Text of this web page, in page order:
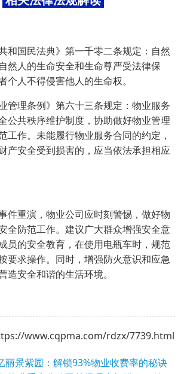
和国民法典》第一千零二条规定：自然
然人的生命安全和生命尊严受法律保
个人不得侵害他人的生命权。
管理条例》第六十三条规定：物业服务
公共秩序维护制度，协助做好物业管理
工作。未能履行物业服务合同的约定，
产安全受到损害的，应当依法承担相应
件重演，物业公司应时刻警惕，做好物
全防范工作。建议广大群众增强安全意
员的安全教育，在使用电瓶车时，规范
要求操作。同时，增强防火意识和应急
造安全和谐的生活环境。
www.cqpma.com/rdzx/7739.html
丽景紫园：解锁93%物业收费率的秘诀